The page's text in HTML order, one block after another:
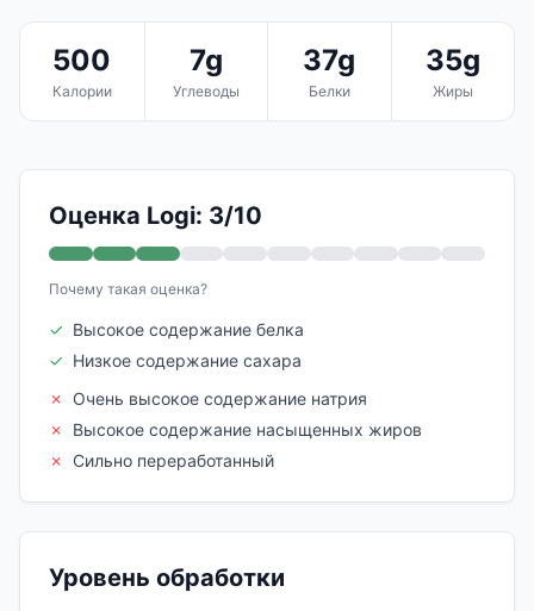
500
Калории
7g
Углеводы
37g
Белки
35g
Жиры
Оценка Logi: 3/10
Почему такая оценка?
✓ Высокое содержание белка
✓ Низкое содержание сахара
✗
Очень высокое содержание натрия
✗
Высокое содержание насыщенных жиров
✗
Сильно переработанный
Уровень обработки